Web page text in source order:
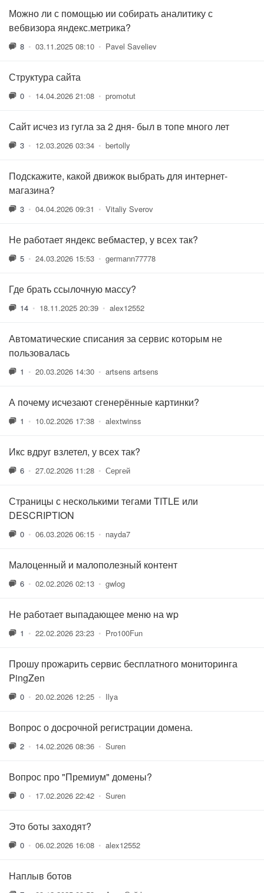
Можно ли с помощью ии собирать аналитику с
вебвизора яндекс.метрика?
8 • 03.11.2025 08:10 • Pavel Saveliev
Структура сайта
0 • 14.04.2026 21:08 • promotut
Сайт исчез из гугла за 2 дня- был в топе много лет
3 • 12.03.2026 03:34 • bertolly
Подскажите, какой движок выбрать для интернет-
магазина?
3 • 04.04.2026 09:31 • Vitaliy Sverov
Не работает яндекс вебмастер, у всех так?
5 • 24.03.2026 15:53 • germann77778
Где брать ссылочную массу?
14 • 18.11.2025 20:39 • alex12552
Автоматические списания за сервис которым не
пользовалась
1 • 20.03.2026 14:30 • artsens artsens
А почему исчезают сгенерённые картинки?
1 • 10.02.2026 17:38 • alextwinss
Икс вдруг взлетел, у всех так?
6 • 27.02.2026 11:28 • Сергей
Страницы с несколькими тегами TITLE или
DESCRIPTION
0 • 06.03.2026 06:15 • nayda7
Малоценный и малополезный контент
6 • 02.02.2026 02:13 • gwlog
Не работает выпадающее меню на wp
1 • 22.02.2026 23:23 • Pro100Fun
Прошу прожарить сервис бесплатного мониторинга
PingZen
0 • 20.02.2026 12:25 • Ilya
Вопрос о досрочной регистрации домена.
2 • 14.02.2026 08:36 • Suren
Вопрос про "Премиум" домены?
0 • 17.02.2026 22:42 • Suren
Это боты заходят?
0 • 06.02.2026 16:08 • alex12552
Наплыв ботов